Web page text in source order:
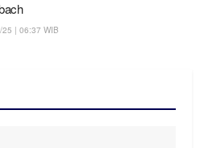
| 06:37 WIB